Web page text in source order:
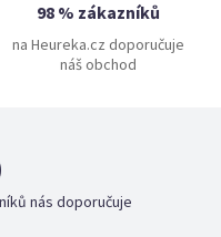
98 % zákazníků
na Heureka.cz doporučuje
náš obchod
nás doporučuje